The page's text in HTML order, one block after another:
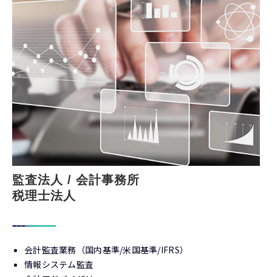
監査法人 / 会計事務所
税理士法人
会計監査業務（国内基準/米国基準/IFRS）
情報システム監査